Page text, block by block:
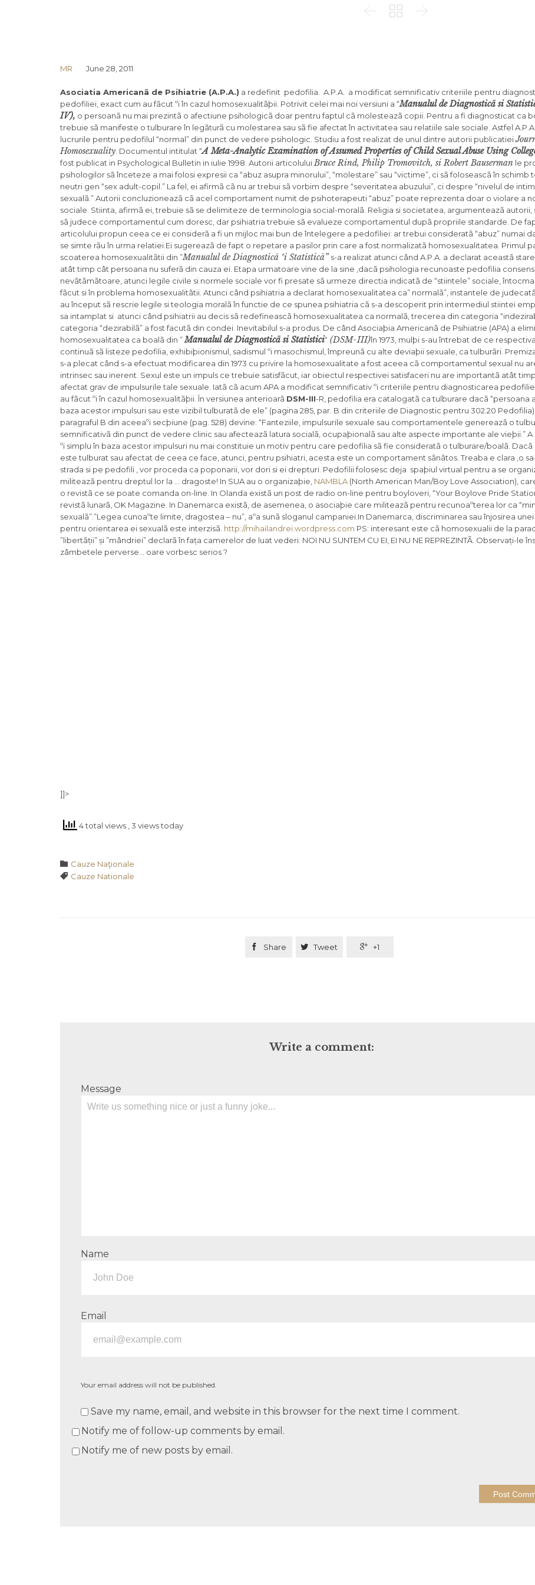
  
MR June 28, 2011
Asociatia Americanã de Psihiatrie (A.P.A.) a redefinit pedofilia. A.P.A. a modificat semnificativ criteriile pentru
pedofiliei, exact cum au fãcut ºi în cazul homosexualitãþii. Potrivit celei mai noi versiuni a “Manualul de Diagnosticã si
IV), o persoanã nu mai prezintã o afectiune psihologicã doar pentru faptul cã molesteazã copii. Pentru a fi diagnosticat ca
trebuie sã manifeste o tulburare în legãturã cu molestarea sau sã fie afectat în activitatea sau relatiile sale sociale. Astfel
lucrurile pentru pedofilul “normal” din punct de vedere psihologic. Studiu a fost realizat de unul dintre autorii publicatiei
Homosexuality . Documentul intitulat “A Meta-Analytic Examination of Assumed Properties of Child Sexual Abuse Using
fost publicat in Psychological Bulletin in iulie 1998. Autorii articoluluiBruce Rind, Philip Tromovitch, si Robert Bauserman le
psihologilor sã înceteze a mai folosi expresii ca “abuz asupra minorului”, “molestare” sau “victime”, ci sã foloseascã în schimb
neutri gen “sex adult-copil.” La fel, ei afirmã cã nu ar trebui sã vorbim despre “severitatea abuzului”, ci despre “nivelul de
sexualã.” Autorii concluzioneazã cã acel comportament numit de psihoterapeuti “abuz” poate reprezenta doar o violare a
sociale. Stiinta, afirmã ei, trebuie sã se delimiteze de terminologia social-moralã. Religia si societatea, argumenteazã autorii,
sã judece comportamentul cum doresc, dar psihiatria trebuie sã evalueze comportamentul dupã propriile standarde. De
articolului propun ceea ce ei considerã a fi un mijloc mai bun de întelegere a pedofiliei: ar trebui consideratã “abuz” numai
se simte rãu în urma relatiei.Ei sugereazã de fapt o repetare a pasilor prin care a fost normalizatã homosexualitatea. Primul
scoaterea homosexualitãtii din ”Manualul de Diagnosticã ºi Statisticã” s-a realizat atunci când A.P.A. a declarat aceastã
atât timp cât persoana nu suferã din cauza ei. Etapa urmatoare vine de la sine ,dacã psihologia recunoaste pedofilia
nevãtãmãtoare, atunci legile civile si normele sociale vor fi presate sã urmeze directia indicatã de “stiintele” sociale,
fãcut si în problema homosexualitãtii. Atunci când psihiatria a declarat homosexualitatea ca” normalã”, instantele de
au început sã rescrie legile si teologia moralã în functie de ce spunea psihiatria cã s-a descoperit prin intermediul stiintei
sa intamplat si atunci când psihiatrii au decis sã redefineascã homosexualitatea ca normalã, trecerea din categoria
categoria “dezirabilã” a fost facutã din condei. Inevitabilul s-a produs. De când Asociaþia Americanã de Psihiatrie (APA) a
homosexualitatea ca boalã din ”Manualul de Diagnosticã si Statistici“ (DSM-III)în 1973, mulþi s-au întrebat de ce
continuã sã listeze pedofilia, exhibiþionismul, sadismul ºi masochismul, împreunã cu alte deviaþii sexuale, ca tulburãri.
s-a plecat când s-a efectuat modificarea din 1973 cu privire la homosexualitate a fost aceea cã comportamentul sexual nu
intrinsec sau inerent. Sexul este un impuls ce trebuie satisfãcut, iar obiectul respectivei satisfaceri nu are importantã atât
afectat grav de impulsurile tale sexuale. Iatã cã acum APA a modificat semnificativ ºi criteriile pentru diagnosticarea
au fãcut ºi în cazul homosexualitãþii. În versiunea anterioarã DSM-III-R, pedofilia era catalogatã ca tulburare dacã “persoana
baza acestor impulsuri sau este vizibil tulburatã de ele” (pagina 285, par. B din criteriile de Diagnostic pentru 302.20
paragraful B din aceeaºi secþiune (pag. 528) devine: “Fanteziile, impulsurile sexuale sau comportamentele genereazã o
semnificativã din punct de vedere clinic sau afecteazã latura socialã, ocupaþionalã sau alte aspecte importante ale vieþii.”
ºi simplu în baza acestor impulsuri nu mai constituie un motiv pentru care pedofilia sã fie consideratã o tulburare/boalã. Dacã
este tulburat sau afectat de ceea ce face, atunci, pentru psihiatri, acesta este un comportament sãnãtos. Treaba e clara ,o
strada si pe pedofili , vor proceda ca poponarii, vor dori si ei drepturi. Pedofilii folosesc deja spaþiul virtual pentru a se
militeazã pentru dreptul lor la … dragoste! In SUA au o organizaþie, NAMBLA (North American Man/Boy Love Association),
o revistã ce se poate comanda on-line. In Olanda existã un post de radio on-line pentru boyloveri, “Your Boylove Pride
revistã lunarã, OK Magazine. In Danemarca existã, de asemenea, o asociaþie care militeazã pentru recunoaºterea lor ca
sexualã”.”Legea cunoaºte limite, dragostea – nu”, aºa sunã sloganul campaniei.In Danemarca, discriminarea sau înjosirea
pentru orientarea ei sexualã este interzisã. http://mihailandrei.wordpress.com PS: interesant este cã homosexualii de la
”libertãții” și ”mândriei” declarã în fața camerelor de luat vederi: NOI NU SUNTEM CU EI, EI NU NE REPREZINTÃ. Observați-le
zâmbetele perverse… oare vorbesc serios ?
]]>
4 total views , 3 views today
 Category
Cauze Naţionale
 Tags
Cauze Nationale
 Share  Tweet  +1
Write a comment:
Message
Name
Email
Your email address will not be published.
Save my name, email, and website in this browser for the next time I comment.
Notify me of follow-up comments by email.
Notify me of new posts by email.